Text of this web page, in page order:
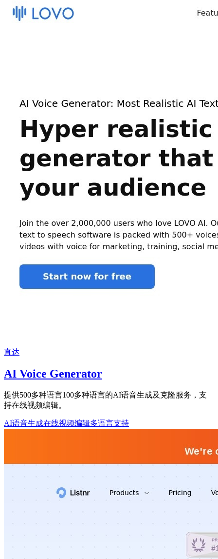
直达
AI Voice Generator
提供500多种语言100多种语言的AI语音生成及克隆服务，支
持在线视频编辑。
AI语音生成在线视频编辑多语言支持